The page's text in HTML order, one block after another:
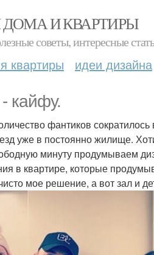
ДОМА И КВАРТИРЫ
советы, интересные
квартиры идеи дизайна
кайфу.
фантиков
уже в постоянно жилище.
минуту продумываем
в квартире, которые
мое решение, а вот зал и